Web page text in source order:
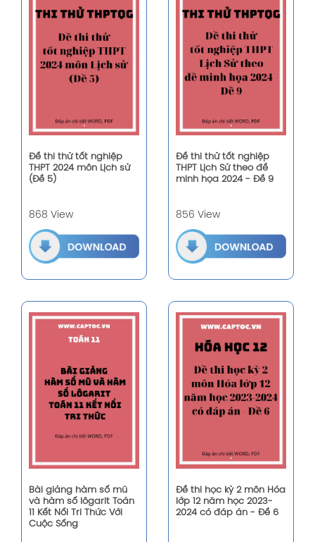
Đề thi thử tốt nghiệp
THPT 2024 môn Lịch sử
(Đề 5)
868 View
Đề thi thử tốt nghiệp
THPT Lịch Sử theo đề
minh họa 2024 - Đề 9
856 View
Bài giảng hàm số mũ
và hàm số lôgarit Toán
11 Kết Nối Tri Thức Với
Cuộc Sống
Đề thi học kỳ 2 môn Hóa
lớp 12 năm học 2023-
2024 có đáp án - Đề 6